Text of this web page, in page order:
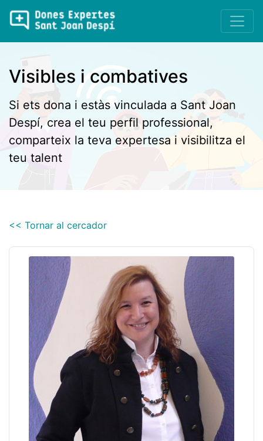
Visibles i combatives
Si ets dona i estàs vinculada a Sant Joan
Despí, crea el teu perfil professional,
comparteix la teva expertesa i visibilitza el
teu talent
<< Tornar al cercador